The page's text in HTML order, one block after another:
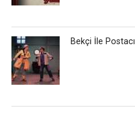
Bekçi İle Postacı